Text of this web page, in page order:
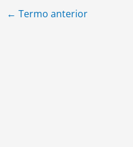
← Termo anterior